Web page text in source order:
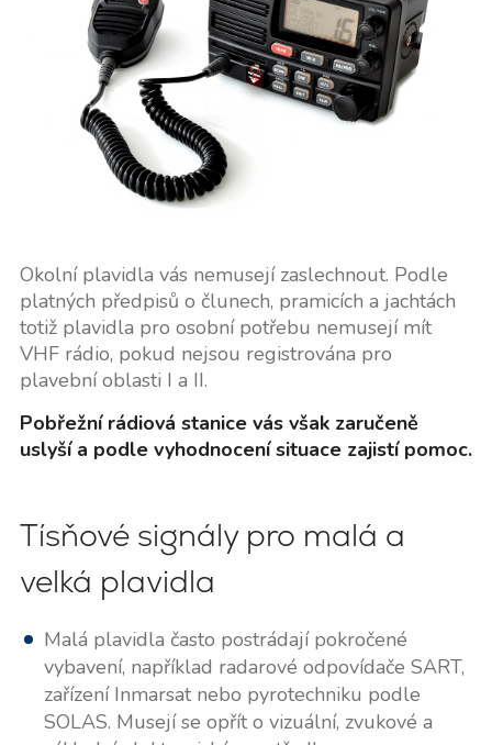
Okolní plavidla vás nemusejí zaslechnout. Podle
platných předpisů o člunech, pramicích a jachtách
totiž plavidla pro osobní potřebu nemusejí mít
VHF rádio, pokud nejsou registrována pro
plavební oblasti I a II.
Pobřežní rádiová stanice vás však zaručeně
uslyší a podle vyhodnocení situace zajistí pomoc.
Tísňové signály pro malá a
velká plavidla
Malá plavidla často postrádají pokročené
vybavení, například radarové odpovídače SART,
zařízení Inmarsat nebo pyrotechniku podle
SOLAS. Musejí se opřít o vizuální, zvukové a